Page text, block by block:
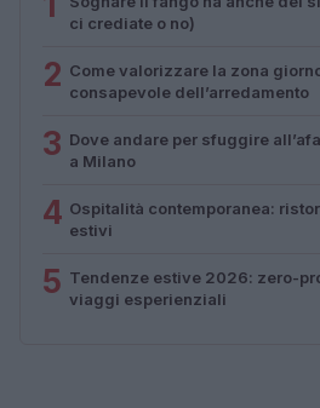
ci crediate o no)
2 Come valorizzare la zona
consapevole dell’arredamento
3 Dove andare per sfuggire
a Milano
4 Ospitalità contemporanea:
estivi
5 Tendenze estive 2026: zero-
viaggi esperienziali